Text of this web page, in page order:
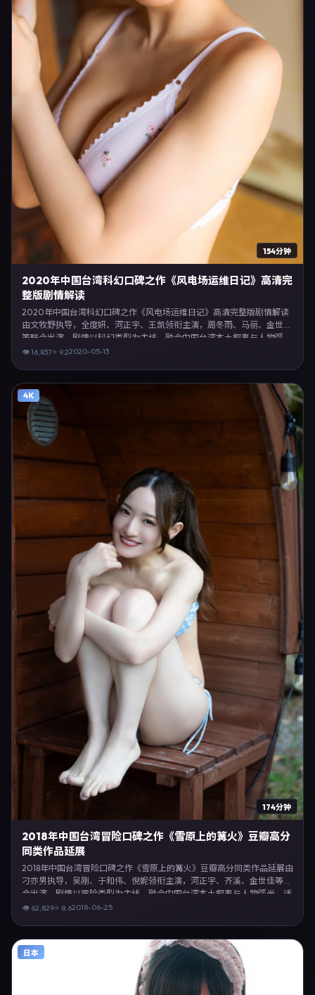
154分钟
2020年中国台湾科幻口碑之作《风电场运维日记》高清完
整版剧情解读
2020年中国台湾科幻口碑之作《风电场运维日记》高清完整版剧情解读
由文牧野执导，全度妍、河正宇、王凯领衔主演，周冬雨、马丽、金世佳
等联合出演。剧情以科幻类型为主线，融合中国台湾本土叙事与人物弧
光，适合检索「科幻电影 中国台湾 文牧野 全度妍」等关键词的观众。
文与专题策划的引用素材。
👁16,837⭐ 9.22020-05-13
4K
174分钟
2018年中国台湾冒险口碑之作《雪原上的篝火》豆瓣高分
同类作品延展
2018年中国台湾冒险口碑之作《雪原上的篝火》豆瓣高分同类作品延展由
刁亦男执导，吴刚、于和伟、倪妮领衔主演，河正宇、齐溪、金世佳等联
合出演。剧情以冒险类型为主线，融合中国台湾本土叙事与人物弧光，适
合检索「冒险电影 中国台湾 刁亦男 吴刚」等关键词的观众。2018年6月
用素材。
👁 62,829⭐ 8.62018-06-25
日本